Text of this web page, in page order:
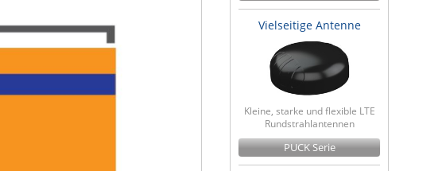
Vielseitige Antenne
Kleine, starke und flexible LTE
Rundstrahlantennen
PUCK Serie